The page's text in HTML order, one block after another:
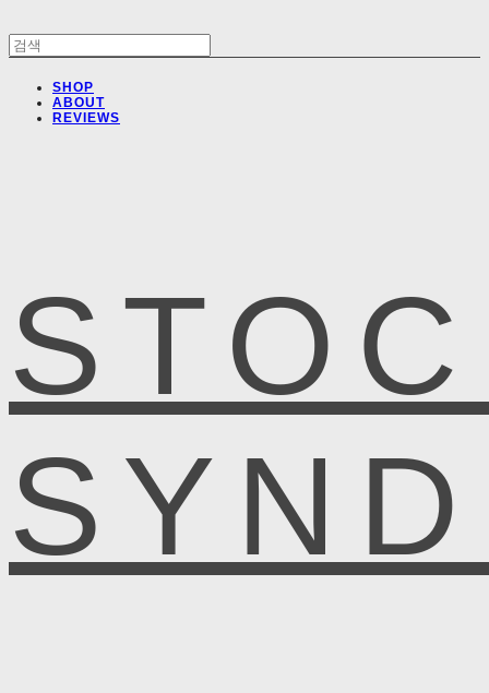
SHOP
ABOUT
REVIEWS